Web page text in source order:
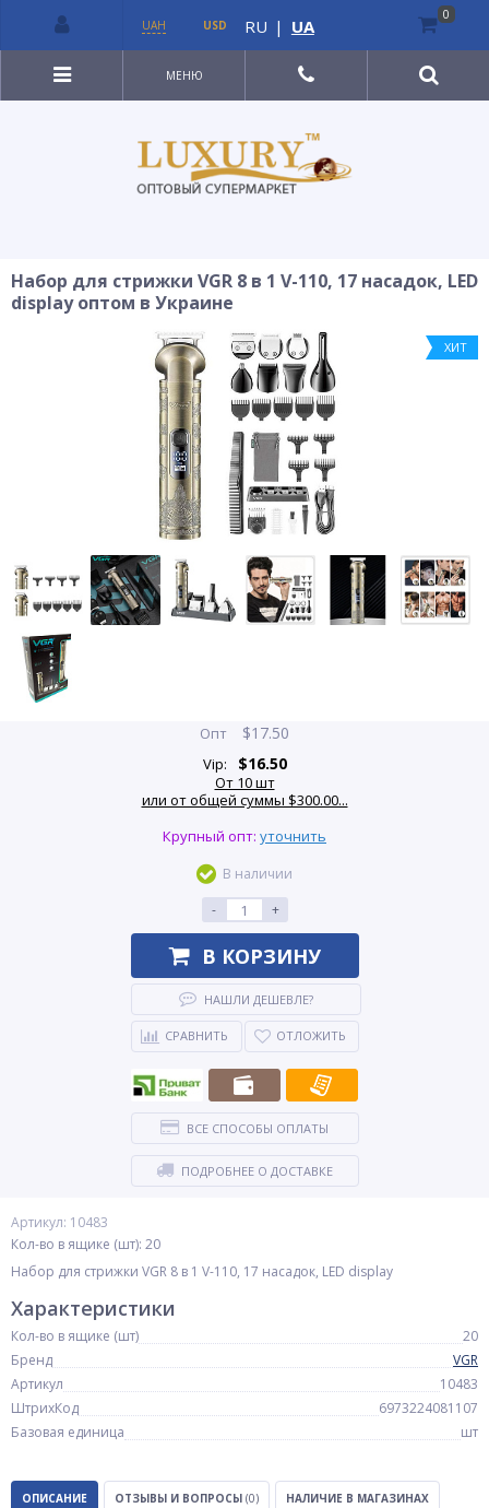
МЕНЮ
Набор для стрижки VGR 8 в 1 V-110, 17 насадок, LED
display оптом в Украине
ХИТ
Артикул: 10483
Кол-во в ящике (шт): 20
Набор для стрижки VGR 8 в 1 V-110, 17 насадок, LED display
Опт $17.50
Vip: $16.50
От 10 шт
или от общей суммы $300.00...
Крупный опт: уточнить
В наличии
-
+
В КОРЗИНУ
НАШЛИ ДЕШЕВЛЕ?
СРАВНИТЬ ОТЛОЖИТЬ
ВСЕ СПОСОБЫ ОПЛАТЫ
ПОДРОБНЕЕ О ДОСТАВКЕ
Характеристики
Кол-во в ящике (шт)
20
Бренд
VGR
Артикул
10483
ШтрихКод
6973224081107
Базовая единица
шт
ОПИСАНИЕ ОТЗЫВЫ И ВОПРОСЫ (0) НАЛИЧИЕ В МАГАЗИНАХ
UAH USD RU | UA
0